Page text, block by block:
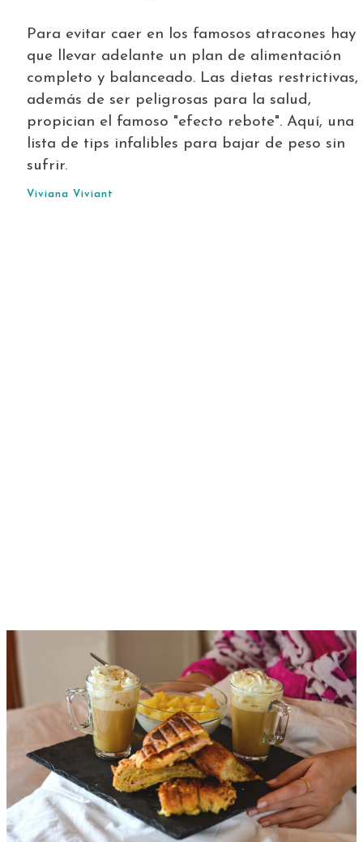
Para evitar caer en los famosos atracones hay
que llevar adelante un plan de alimentación
completo y balanceado. Las dietas restrictivas,
además de ser peligrosas para la salud,
propician el famoso "efecto rebote". Aquí, una
lista de tips infalibles para bajar de peso sin
sufrir.
Viviana Viviant